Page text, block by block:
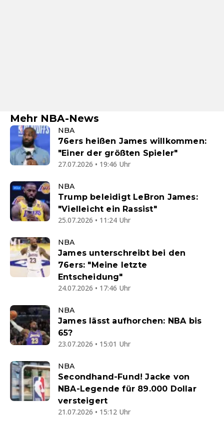
Mehr NBA-News
NBA
76ers heißen James willkommen:
"Einer der größten Spieler"
27.07.2026 • 19:46 Uhr
NBA
Trump beleidigt LeBron James:
"Vielleicht ein Rassist"
25.07.2026 • 11:24 Uhr
NBA
James unterschreibt bei den
76ers: "Meine letzte
Entscheidung"
24.07.2026 • 17:46 Uhr
NBA
James lässt aufhorchen: NBA bis
65?
23.07.2026 • 15:01 Uhr
NBA
Secondhand-Fund! Jacke von
NBA-Legende für 89.000 Dollar
versteigert
21.07.2026 • 15:12 Uhr